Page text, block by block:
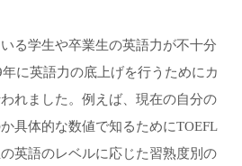
る学生や卒業生の英語力が不十分
に英語力の底上げを行うためにカ
れました。例えば、現在の自分の
具体的な数値で知るためにTOEFL
英語のレベルに応じた習熟度別の